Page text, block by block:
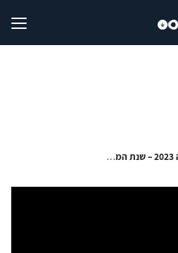
טורקיה 2023 – שנת המאה | פרק 1: בין הרפובליקה האסלאמית לרפובליקה הטורקית